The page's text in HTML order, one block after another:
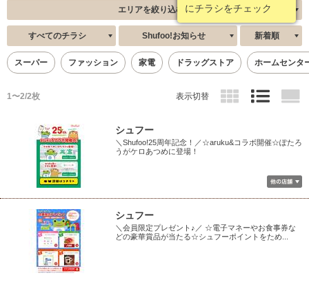
にチラシをチェック
エリアを絞り込む
すべてのチラシ Shufoo!お知らせ 新着順
スーパー ファッション 家電 ドラッグストア ホームセンタ
1〜2/2枚 表示切替
シュフー
＼Shufoo!25周年記念！／☆aruku&コラボ開催☆ぽたろ
うがケロあつめに登場！
シュフー
＼会員限定プレゼント♪／ ☆電子マネーやお食事券な
どの豪華賞品が当たる☆シュフーポイントをため...